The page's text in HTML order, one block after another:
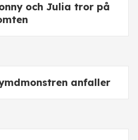
och Julia tror på
anfaller